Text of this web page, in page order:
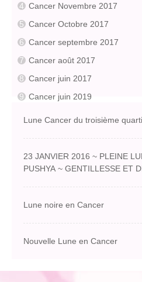
Cancer Novembre 2017
Cancer Octobre 2017
Cancer septembre 2017
Cancer août 2017
Cancer juin 2017
Cancer juin 2019
Lune Cancer du troisième
23 JANVIER 2016 ~ PLEINE
PUSHYA ~ GENTILLESSE ET
Lune noire en Cancer
Nouvelle Lune en Cancer